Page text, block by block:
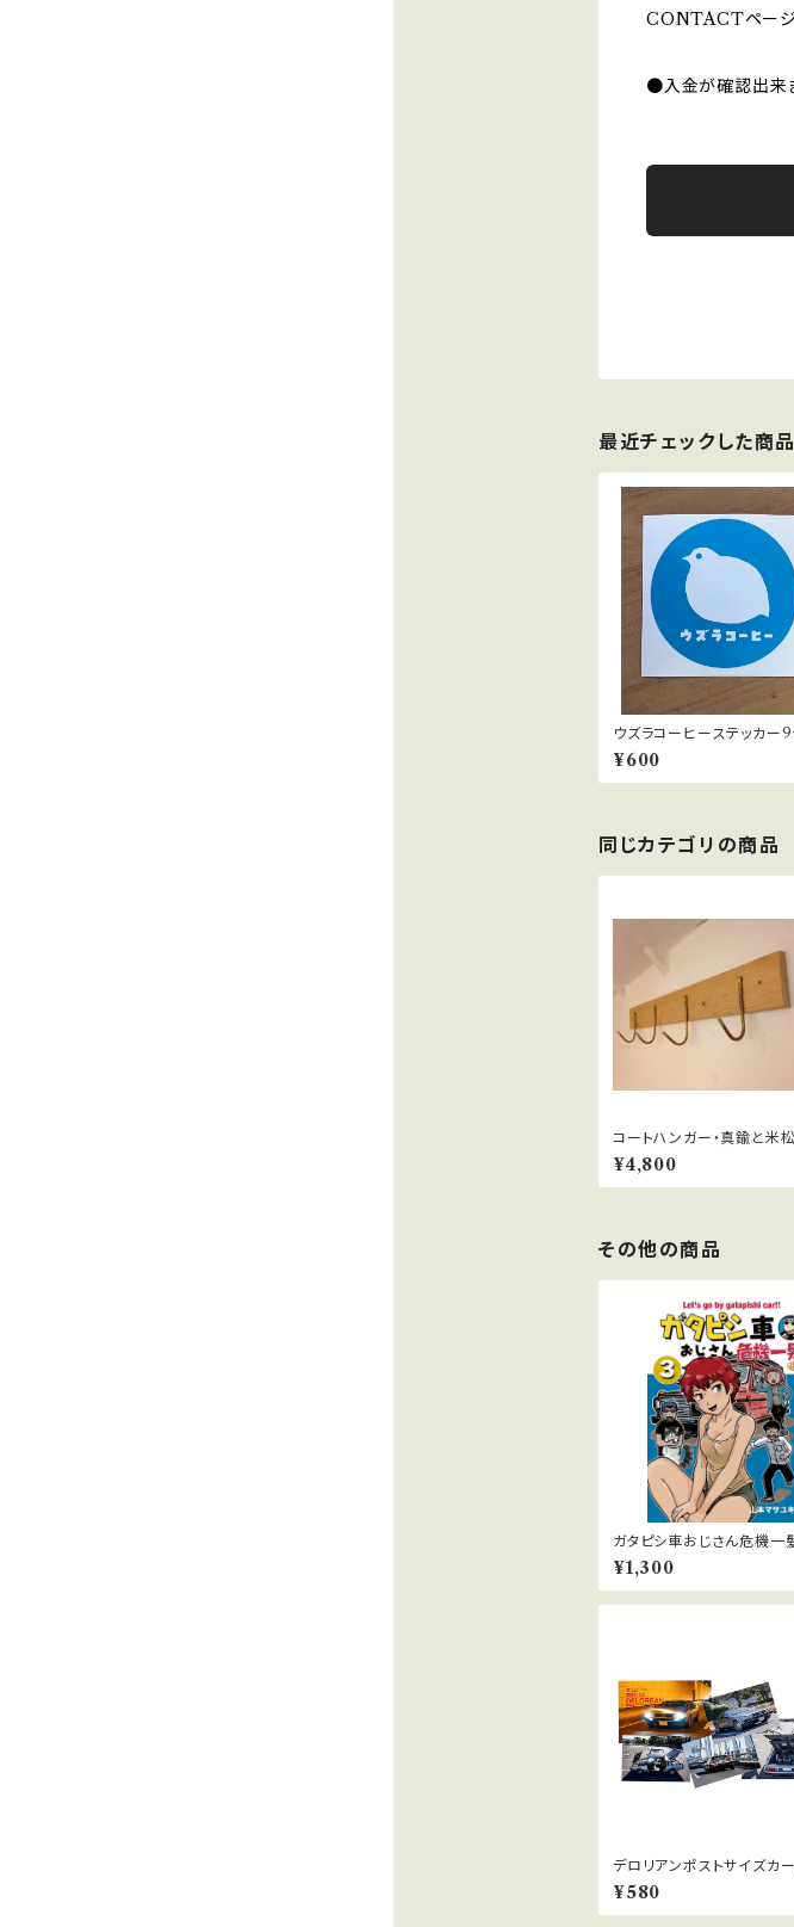
CONTACTペー
●入金が確認出来
最近チェックした商品
ウズラコーヒーステッカー9
(1枚)
¥600
同じカテゴリの商品
コートハンガー・真鍮と米松
¥4,800
その他の商品
ガタピシ車おじさん危機一
ジナル３巻
¥1,300
デロリアンポストサイズカ
セット
¥580